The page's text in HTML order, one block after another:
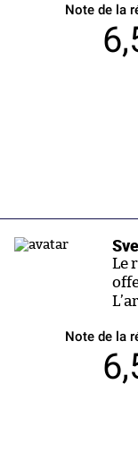
Note de la
Le
Note de la